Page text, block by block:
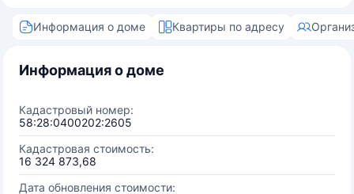
Информация о доме Квартиры по адресу
Информация о доме
Кадастровый номер:
58:28:0400202:2605
Кадастровая стоимость:
16 324 873,68
Дата обновления стоимости: